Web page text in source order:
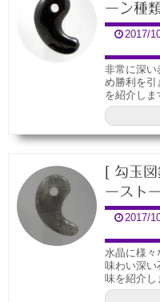
ーン種
2017/
非常に深い
め勝利を引
を紹介しま
[ 勾玉
ースト
2017/
水晶に様々
味わい深い
味を紹介し